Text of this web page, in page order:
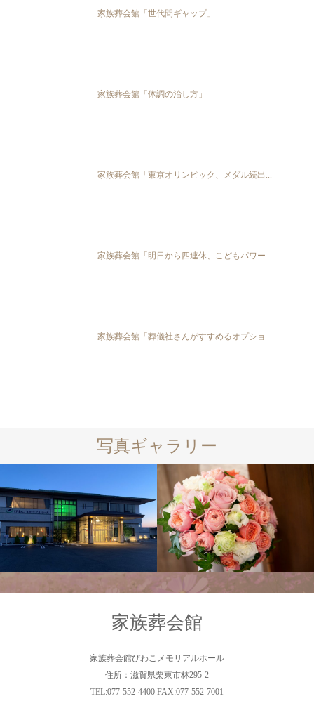
家族葬会館「世代間ギャップ」
家族葬会館「体調の治し方」
家族葬会館「東京オリンピック、メダル続出...
家族葬会館「明日から四連休、こどもパワー...
家族葬会館「葬儀社さんがすすめるオプショ...
写真ギャラリー
家族葬会館
家族葬会館びわこメモリアルホール
住所：滋賀県栗東市林295-2
TEL:077-552-4400 FAX:077-552-7001